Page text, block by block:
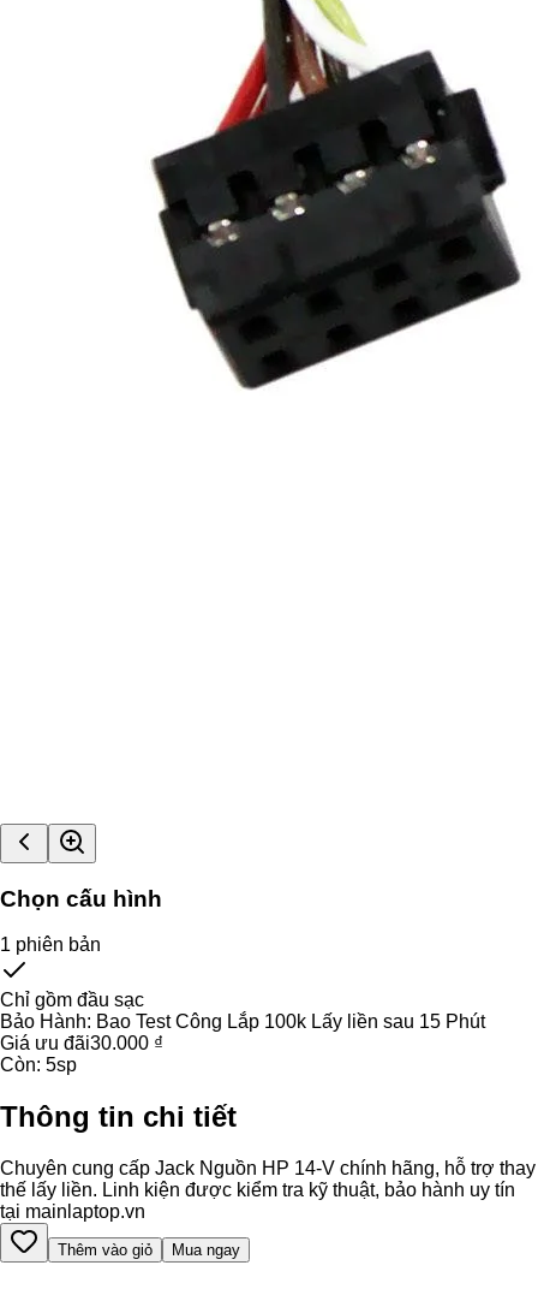
Chọn cấu hình
1 phiên bản
Chỉ gồm đầu sạc
Bảo Hành: Bao Test Công Lắp 100k Lấy liền sau 15 Phút
Giá ưu đãi30.000 ₫
Còn: 5sp
Thông tin chi tiết
Chuyên cung cấp Jack Nguồn HP 14-V chính hãng, hỗ trợ thay
thế lấy liền. Linh kiện được kiểm tra kỹ thuật, bảo hành uy tín
tại mainlaptop.vn
Thêm vào giỏ Mua ngay